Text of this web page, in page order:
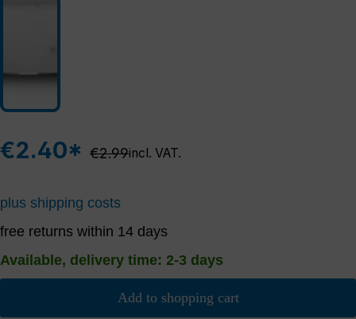
€2.40* Regular price:
€2.99incl. VAT.
plus shipping costs
free returns within 14 days
Available, delivery time: 2-3 days
Add to shopping cart